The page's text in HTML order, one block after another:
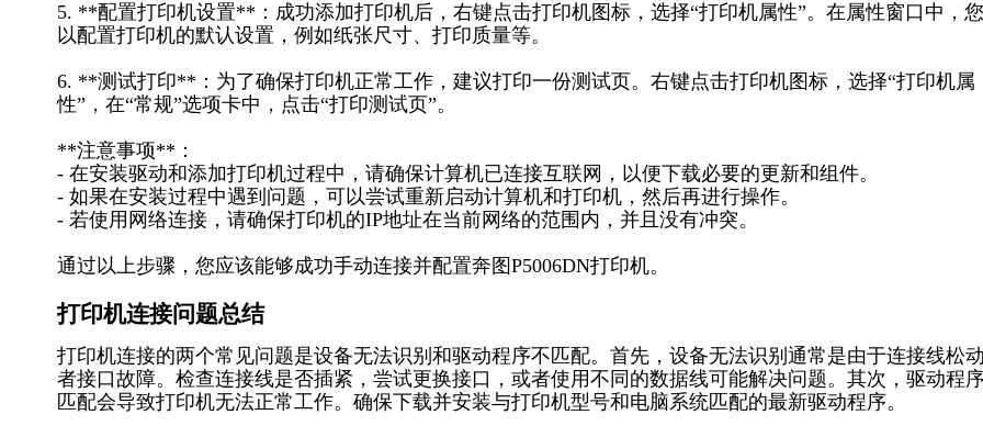
5. **配置打印机设置**：成功添加打印机后，右键点击打印机图标，选择“打印机属性”。在属性窗口中，
以配置打印机的默认设置，例如纸张尺寸、打印质量等。
6. **测试打印**：为了确保打印机正常工作，建议打印一份测试页。右键点击打印机图标，选择“打印机属
性”，在“常规”选项卡中，点击“打印测试页”。
**注意事项**：
- 在安装驱动和添加打印机过程中，请确保计算机已连接互联网，以便下载必要的更新和组件。
- 如果在安装过程中遇到问题，可以尝试重新启动计算机和打印机，然后再进行操作。
- 若使用网络连接，请确保打印机的IP地址在当前网络的范围内，并且没有冲突。
通过以上步骤，您应该能够成功手动连接并配置奔图P5006DN打印机。
打印机连接问题总结
打印机连接的两个常见问题是设备无法识别和驱动程序不匹配。首先，设备无法识别通常是由于连接线松
者接口故障。检查连接线是否插紧，尝试更换接口，或者使用不同的数据线可能解决问题。其次，驱动程
匹配会导致打印机无法正常工作。确保下载并安装与打印机型号和电脑系统匹配的最新驱动程序。